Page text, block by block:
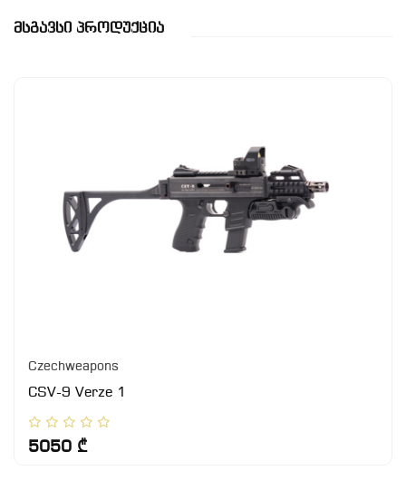
Მსგავსი Პროდუქცია
Czechweapons
CSV-9 Verze 1
5050 ₾